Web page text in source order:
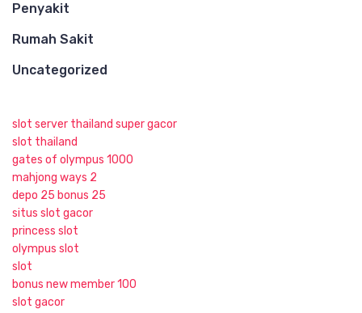
Penyakit
Rumah Sakit
Uncategorized
slot server thailand super gacor
slot thailand
gates of olympus 1000
mahjong ways 2
depo 25 bonus 25
situs slot gacor
princess slot
olympus slot
slot
bonus new member 100
slot gacor